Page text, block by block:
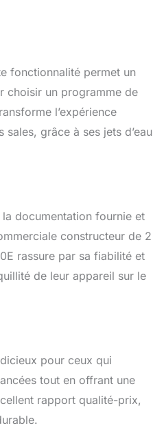
fonctionnalité permet un
choisir un programme de
l’expérience
grâce à ses jets d’eau
la documentation fournie et
constructeur de 2
rassure par sa fiabilité et
de leur appareil sur le
pour ceux qui
tout en offrant une
rapport qualité-prix,